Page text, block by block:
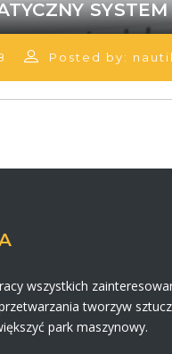
Posted by:
wszystkich
tworzyw
park maszynowy.